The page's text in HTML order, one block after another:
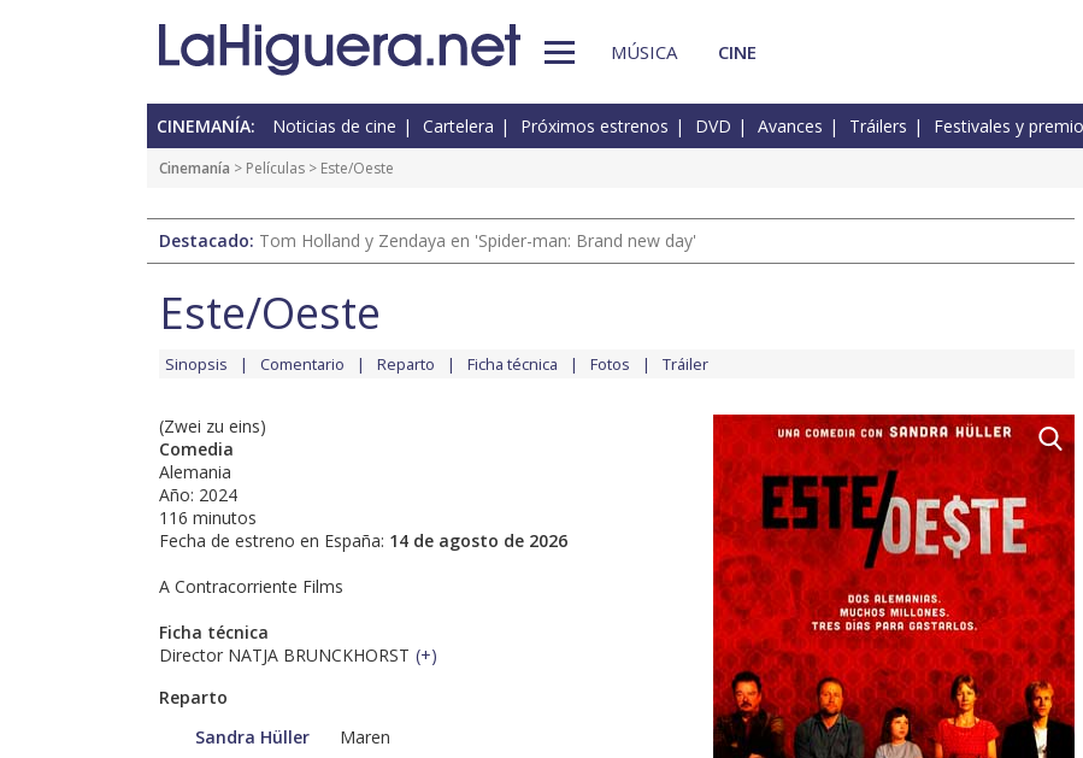
MÚSICA CINE
CINEMANÍA: Noticias de cine Cartelera Próximos estrenos DVD Avances Tráilers Festivales y
Cinemanía > Películas > Este/Oeste
Destacado: Tom Holland y Zendaya en 'Spider-man: Brand new day'
Este/Oeste
Sinopsis Comentario Reparto Ficha técnica Fotos Tráiler
(Zwei zu eins)
Comedia
Alemania
Año: 2024
116 minutos
Fecha de estreno en España: 14 de agosto de 2026
A Contracorriente Films
Ficha técnica
Director NATJA BRUNCKHORST (+)
Reparto
Sandra Hüller
Maren